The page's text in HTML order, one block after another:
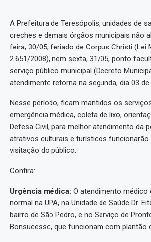
A Prefeitura de Teresópolis, unidades de
creches e demais órgãos municipais não
feira, 30/05, feriado de Corpus Christi (Lei
2.651/2008), nem sexta, 31/05, ponto
serviço público municipal (Decreto
atendimento retorna na segunda, dia 03 de
Nesse período, ficam mantidos os
emergência médica, coleta de lixo,
Defesa Civil, para melhor atendimento da
atrativos culturais e turísticos funcionarão
visitação do público.
Confira:
Urgência médica: O atendimento médico
normal na UPA, na Unidade de Saúde Dr.
bairro de São Pedro, e no Serviço de
Bonsucesso, que funcionam com plantão